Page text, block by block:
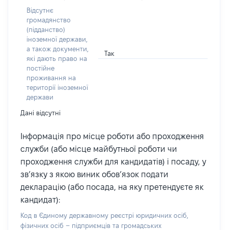
Відсутнє
громадянство
(підданство)
іноземної держави,
а також документи,
які дають право на
постійне
проживання на
території іноземної
держави
Так
Дані відсутні
Інформація про місце роботи або проходження
служби (або місце майбутньої роботи чи
проходження служби для кандидатів) і посаду, у
зв’язку з якою виник обов’язок подати
декларацію (або посада, на яку претендуєте як
кандидат):
Код в Єдиному державному реєстрі юридичних осіб,
фізичних осіб – підприємців та громадських